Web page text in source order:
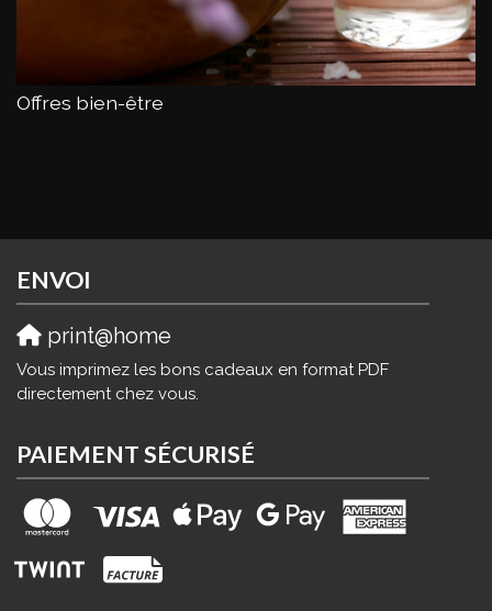
Offres bien-être
ENVOI
print@home
Vous imprimez les bons cadeaux en format PDF
directement chez vous.
PAIEMENT SÉCURISÉ